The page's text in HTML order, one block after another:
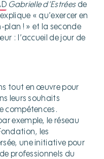
Gabrielle d’Estréesde
« qu’exercer en
plan ! » et la seconde
: l’accueil de jour de
tout en œuvre pour
leurs souhaits
compétences.
exemple, le réseau
les
une initiative pour
professionnels du